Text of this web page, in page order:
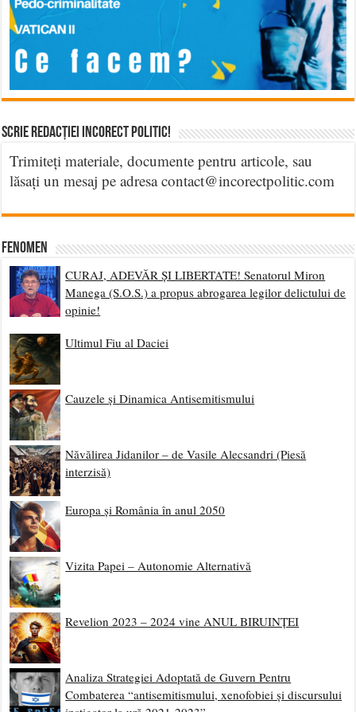
Scrie Redacției Incorect Politic!
Trimiteți materiale, documente pentru articole, sau
lăsați un mesaj pe adresa contact@incorectpolitic.com
Fenomen
CURAJ, ADEVĂR ȘI LIBERTATE! Senatorul Miron
Manega (S.O.S.) a propus abrogarea legilor delictului de
opinie!
Ultimul Fiu al Daciei
Cauzele și Dinamica Antisemitismului
Năvălirea Jidanilor – de Vasile Alecsandri (Piesă
interzisă)
Europa și România în anul 2050
Vizita Papei – Autonomie Alternativă
Revelion 2023 – 2024 vine ANUL BIRUINȚEI
Analiza Strategiei Adoptată de Guvern Pentru
Combaterea “antisemitismului, xenofobiei și discursului